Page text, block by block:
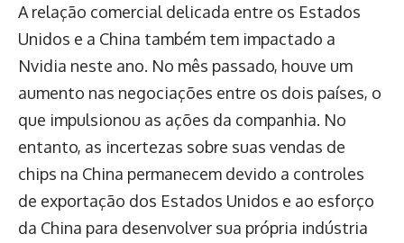
A relação comercial delicada entre os Estados
Unidos e a China também tem impactado a
Nvidia neste ano. No mês passado, houve um
aumento nas negociações entre os dois países, o
que impulsionou as ações da companhia. No
entanto, as incertezas sobre suas vendas de
chips na China permanecem devido a controles
de exportação dos Estados Unidos e ao esforço
da China para desenvolver sua própria indústria